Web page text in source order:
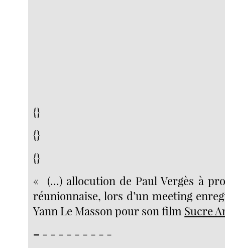
{}
{}
{}
« (...) allocution de Paul Vergès à
réunionnaise, lors d’un meeting
Yann Le Masson pour son film Sucre
– - - - - - - - - -